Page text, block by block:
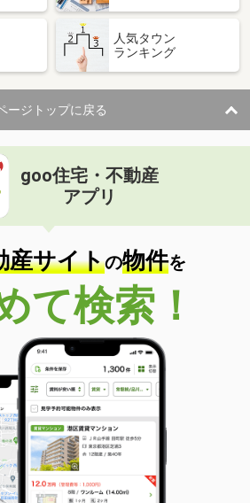
人気タウン
ランキング
ージトップに戻る
goo住宅・不動産
アプリ
産サイトの物件を
て検索！